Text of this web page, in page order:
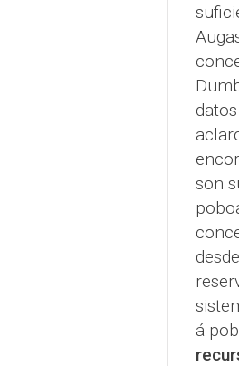
son
á